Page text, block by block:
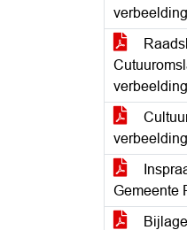
verbeelding
verbeelding
verbeelding
Gemeente